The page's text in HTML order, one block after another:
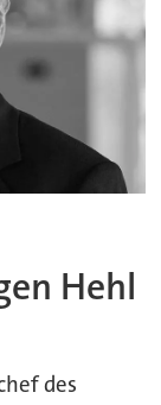
Hehl
des